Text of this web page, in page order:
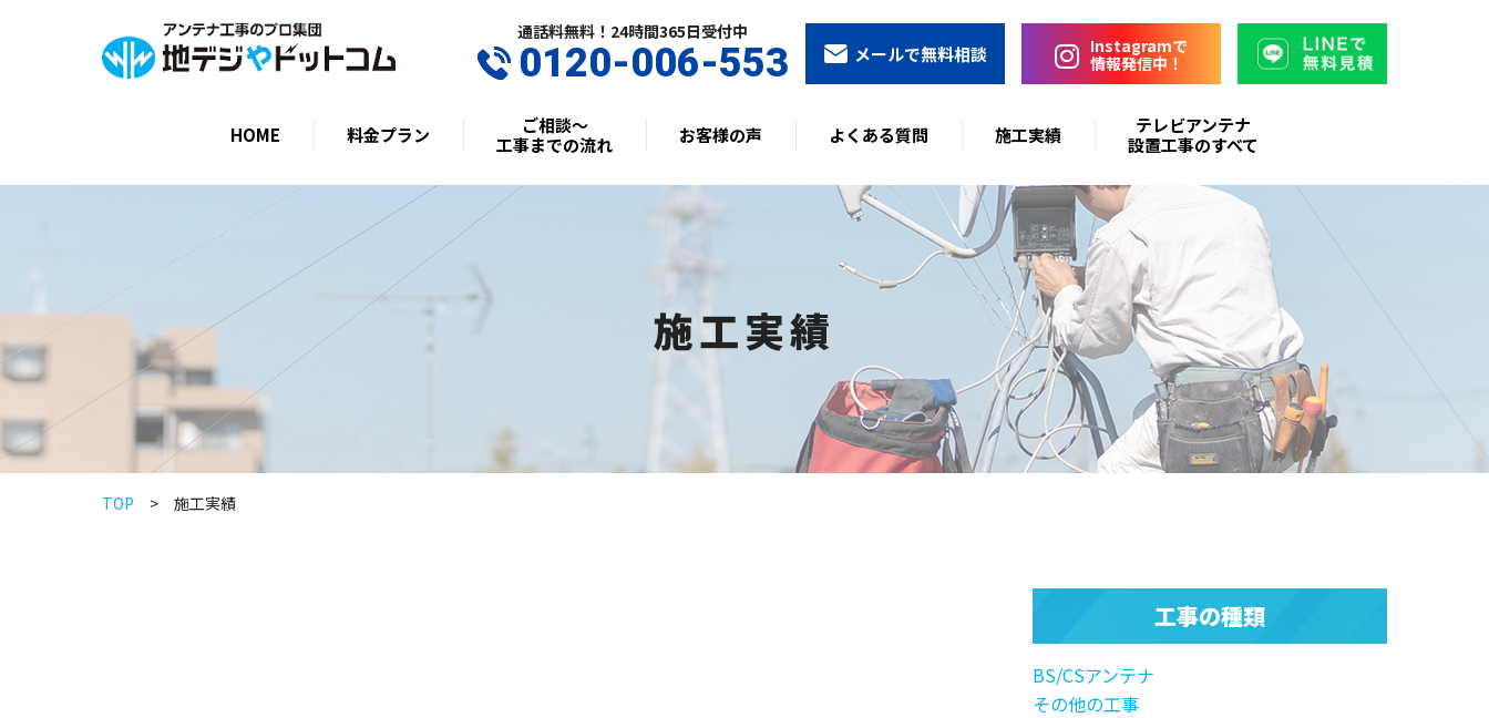
通話料無料！24時間365⽇受付中
0120-006-553 メールで無料相談
Instagramで
情報発信中！
HOME 料金プラン
ご相談〜
工事までの流れ
お客様の声 よくある質問 施工実績
テレビアンテナ
設置工事のすべて
施工実績
TOP 施工実績
工事の種類
BS/CSアンテナ
その他の工事